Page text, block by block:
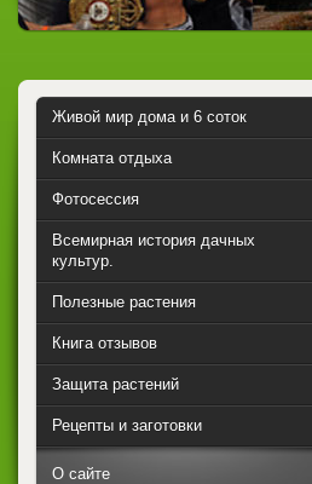
Живой мир дома и 6 соток
Комната отдыха
Фотосессия
Всемирная история дачных
культур.
Полезные растения
Книга отзывов
Защита растений
Рецепты и заготовки
О сайте